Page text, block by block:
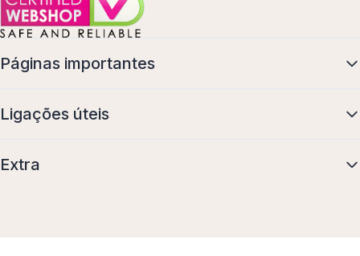
Páginas importantes
Ligações úteis
Extra